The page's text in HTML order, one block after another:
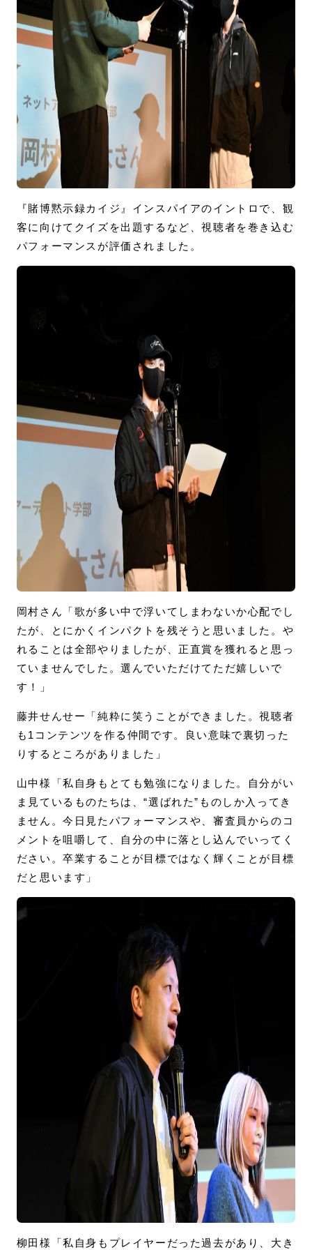
『賭博黙示録カイジ』インスパイアのイントロで、観
客に向けてクイズを出題するなど、視聴者を巻き込む
パフォーマンスが評価されました。
岡村さん「歌が多い中で浮いてしまわないか心配でし
たが、とにかくインパクトを残そうと思いました。や
れることは全部やりましたが、正直賞を獲れると思っ
ていませんでした。選んでいただけてただ嬉しいで
す！」
藤井せんせー「純粋に笑うことができました。視聴者
も1コンテンツを作る仲間です。良い意味で裏切った
りするところがありました」
山中様「私自身もとても勉強になりました。自分がい
ま見ているものたちは、“選ばれた”ものしか入ってき
ません。今日見たパフォーマンスや、審査員からのコ
メントを咀嚼して、自分の中に落とし込んでいってく
ださい。卒業することが目標ではなく輝くことが目標
だと思います」
柳田様「私自身もプレイヤーだった過去があり、大き